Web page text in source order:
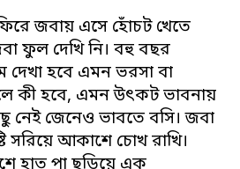
জবায় এসে হোঁচট খেতে
ফুল দেখি নি। বহু বছর
হবে এমন ভরসা বা
কী হবে, এমন উৎকট ভাবনায়
নেই জেনেও ভাবতে বসি। জবা
সরিয়ে আকাশে চোখ রাখি।